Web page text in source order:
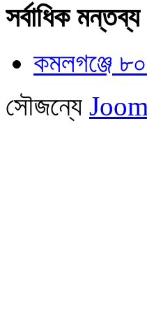
সর্বাধিক মন্তব্য
কমলগঞ্জে
সৌজন্যে